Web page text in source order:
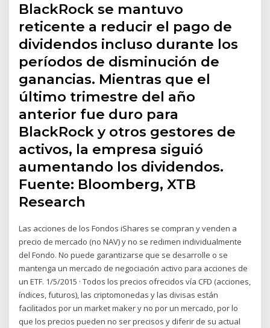
BlackRock se mantuvo
reticente a reducir el pago de
dividendos incluso durante los
períodos de disminución de
ganancias. Mientras que el
último trimestre del año
anterior fue duro para
BlackRock y otros gestores de
activos, la empresa siguió
aumentando los dividendos.
Fuente: Bloomberg, XTB
Research
Las acciones de los Fondos iShares se compran y venden a
precio de mercado (no NAV) y no se redimen individualmente
del Fondo. No puede garantizarse que se desarrolle o se
mantenga un mercado de negociación activo para acciones de
un ETF. 1/5/2015 · Todos los precios ofrecidos vía CFD (acciones,
índices, futuros), las criptomonedas y las divisas están
facilitados por un market maker y no por un mercado, por lo
que los precios pueden no ser precisos y diferir de su actual